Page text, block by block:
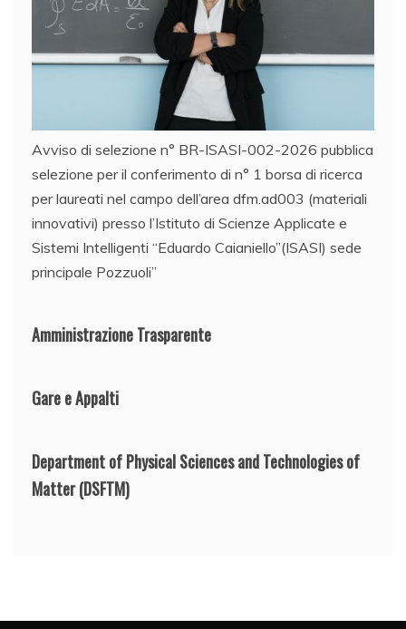
Avviso di selezione n° BR-ISASI-002-2026 pubblica
selezione per il conferimento di n° 1 borsa di ricerca
per laureati nel campo dell’area dfm.ad003 (materiali
innovativi) presso l’Istituto di Scienze Applicate e
Sistemi Intelligenti “Eduardo Caianiello”(ISASI) sede
principale Pozzuoli”
Amministrazione Trasparente
Gare e Appalti
Department of Physical Sciences and Technologies of
Matter(DSFTM)